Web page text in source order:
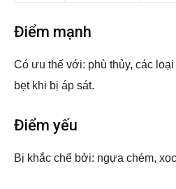
Điểm mạnh
Có ưu thế với: phù thủy, các
bẹt khi bị áp sát.
Điểm yếu
Bị khắc chế bởi: ngựa chém,